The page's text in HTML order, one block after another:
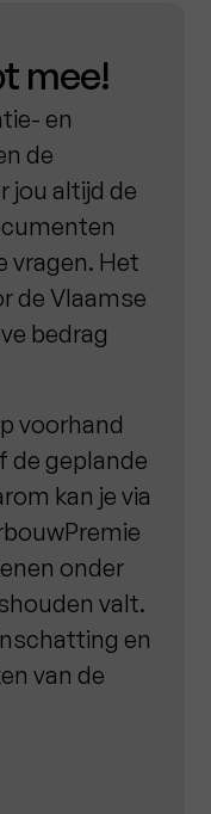
mee!
en
de
jou altijd de
vragen. Het
de Vlaamse
bedrag
voorhand
de geplande
kan je via
onder
valt.
en
van de